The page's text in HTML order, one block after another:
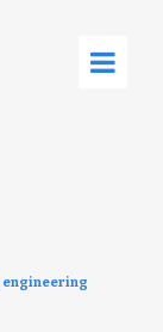
engineering